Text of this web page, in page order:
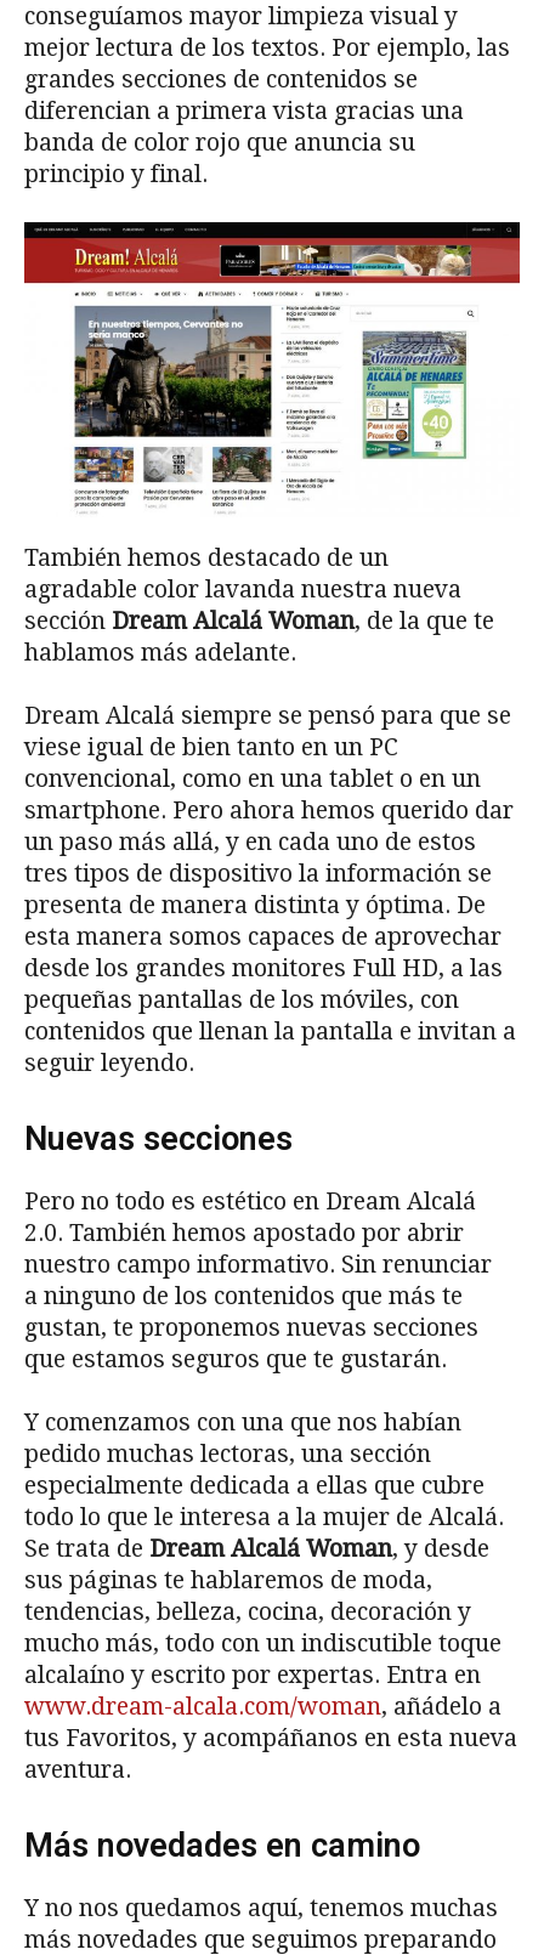
conseguíamos mayor limpieza visual y
mejor lectura de los textos. Por ejemplo, las
grandes secciones de contenidos se
diferencian a primera vista gracias una
banda de color rojo que anuncia su
principio y final.
También hemos destacado de un
agradable color lavanda nuestra nueva
sección Dream Alcalá Woman, de la que te
hablamos más adelante.
Dream Alcalá siempre se pensó para que se
viese igual de bien tanto en un PC
convencional, como en una tablet o en un
smartphone. Pero ahora hemos querido dar
un paso más allá, y en cada uno de estos
tres tipos de dispositivo la información se
presenta de manera distinta y óptima. De
esta manera somos capaces de aprovechar
desde los grandes monitores Full HD, a las
pequeñas pantallas de los móviles, con
contenidos que llenan la pantalla e invitan a
seguir leyendo.
Nuevas secciones
Pero no todo es estético en Dream Alcalá
2.0. También hemos apostado por abrir
nuestro campo informativo. Sin renunciar
a ninguno de los contenidos que más te
gustan, te proponemos nuevas secciones
que estamos seguros que te gustarán.
Y comenzamos con una que nos habían
pedido muchas lectoras, una sección
especialmente dedicada a ellas que cubre
todo lo que le interesa a la mujer de Alcalá.
Se trata de Dream Alcalá Woman, y desde
sus páginas te hablaremos de moda,
tendencias, belleza, cocina, decoración y
mucho más, todo con un indiscutible toque
alcalaíno y escrito por expertas. Entra en
www.dream-alcala.com/woman, añádelo a
tus Favoritos, y acompáñanos en esta nueva
aventura.
Más novedades en camino
Y no nos quedamos aquí, tenemos muchas
más novedades que seguimos preparando